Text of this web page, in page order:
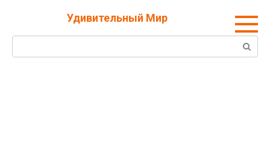
Удивительный Мир
Поиск: